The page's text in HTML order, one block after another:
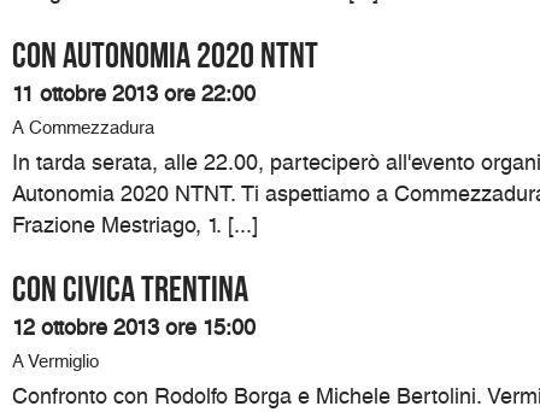
Con Autonomia 2020 NTNT
11 ottobre 2013 ore 22:00
A Commezzadura
In tarda serata, alle 22.00, parteciperò all'evento
Autonomia 2020 NTNT. Ti aspettiamo a
Frazione Mestriago, 1. [...]
Con Civica Trentina
12 ottobre 2013 ore 15:00
A Vermiglio
Confronto con Rodolfo Borga e Michele Bertolini.